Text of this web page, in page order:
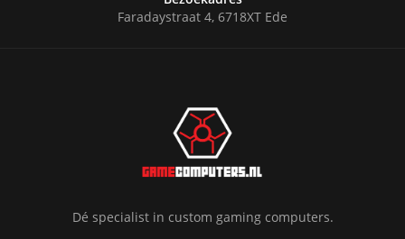
Faradaystraat 4, 6718XT Ede
Dé specialist in custom gaming computers.